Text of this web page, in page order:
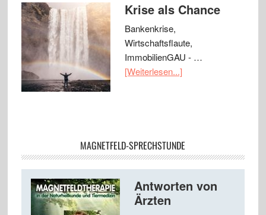
Krise als Chance
Bankenkrise,
Wirtschaftsflaute,
ImmobilienGAU - …
[Weiterlesen...]
MAGNETFELD-SPRECHSTUNDE
Antworten von
Ärzten